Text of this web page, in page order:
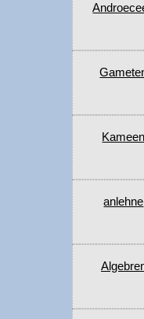
Kameen
anlehne